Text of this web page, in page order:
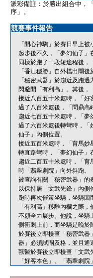
派彩備註：於勝出組合中，
序」。
競賽事件報告
「開心神駒」於賽日早上
起步後不久，「夢幻仙子」
同樣於跑了一段短途程後，
「香江穩勝」自外檔出閘後
「秘密武器」於趨近及跑
閃避開「有利高」。其後，
接近八百五十米處時，「好
過了八百米處後，「問鼎高
趨近七百五十米處時，「夢
過了六百米處後轉彎時，「
仙子」內側位置。
接近五百米處時，「育馬妙
轉直路彎時，「夢幻仙子」
趨近二百五十米處時，「
時「翡翠劇院」向外斜跑。
被查詢有關「秘密武器」的
以保持居「文武先鋒」內
跑時再次催策坐騎，坐騎
「有利高」移離內欄之際
不願全力展步。他說，坐騎
側衝刺上前，而坐騎是晚於
於賽後立即檢查「秘密武器
器」必須試閘及格，並且通
獸醫於賽後立即檢查「文武
「好客本色」、「翡翠劇